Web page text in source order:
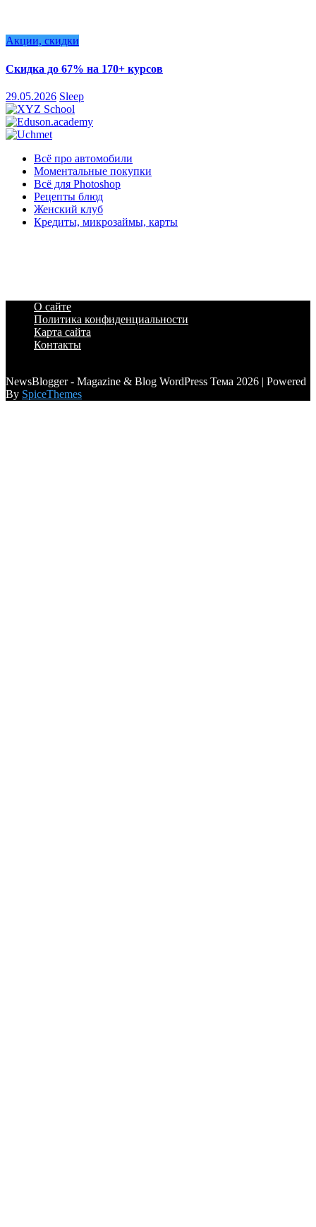
Акции, скидки
Скидка до 67% на 170+ курсов
29.05.2026 Sleep
Всё про автомобили
Моментальные покупки
Всё для Photoshop
Рецепты блюд
Женский клуб
Кредиты, микрозаймы, карты
О сайте
Политика конфиденциальности
Карта сайта
Контакты
NewsBlogger - Magazine & Blog WordPress Тема 2026 | Powered
By SpiceThemes